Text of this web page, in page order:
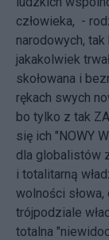
człowieka, -
narodowych,
jakakolwiek
skołowana i
rękach swych
bo tylko z tak
się ich "NOWY
dla globalistów
i totalitarną
wolności
trójpodziale
totalna